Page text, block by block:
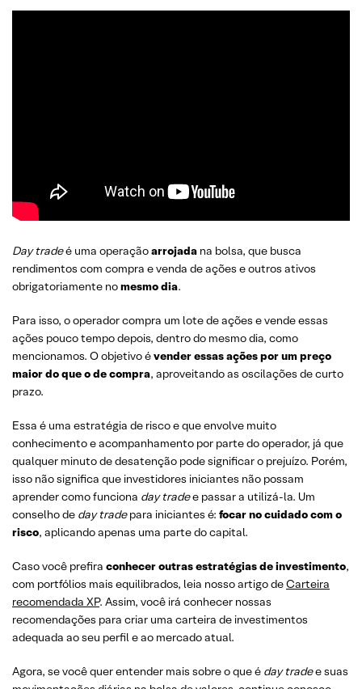
TUDO SOBRE ANÁLISE TÉCNICA!
IMPOSTO DE RENDA SOBRE DAY TRADE
CONCLUSÃO
Day tradeé uma operaçãoarrojada na bolsa, que busca
rendimentos com compra e venda de ações e outros ativos
obrigatoriamente nomesmo dia.
Para isso, o operador compra um lote de ações e vende essas
ações pouco tempo depois, dentro do mesmo dia, como
mencionamos. O objetivo évender essas ações por um preço
maior do que o de compra, aproveitando as oscilações de curto
prazo.
Essa é uma estratégia de risco e que envolve muito
conhecimento e acompanhamento por parte do operador, já que
qualquer minuto de desatenção pode significar o prejuízo. Porém,
isso não significa que investidores iniciantes não possam
aprender como funciona day tradee passar a utilizá-la. Um
conselho de day tradepara iniciantes é: focar no cuidado com o
risco, aplicando apenas uma parte do capital.
Caso você prefira conhecer outras estratégias de investimento,
com portfólios mais equilibrados, leia nosso artigo deCarteira
recomendada XP. Assim, você irá conhecer nossas
recomendações para criar uma carteira de investimentos
adequada ao seu perfil e ao mercado atual.
Agora, se você quer entender mais sobre o que é day tradee suas